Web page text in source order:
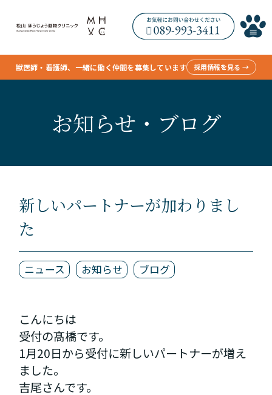
獣医師・看護師、一緒に働く仲間を募集しています 採用情報を見る →
お知らせ・ブログ
新しいパートナーが加わりまし
た
ニュース お知らせ ブログ
こんにちは
受付の髙橋です。
1月20日から受付に新しいパートナーが増え
ました。
吉尾さんです。